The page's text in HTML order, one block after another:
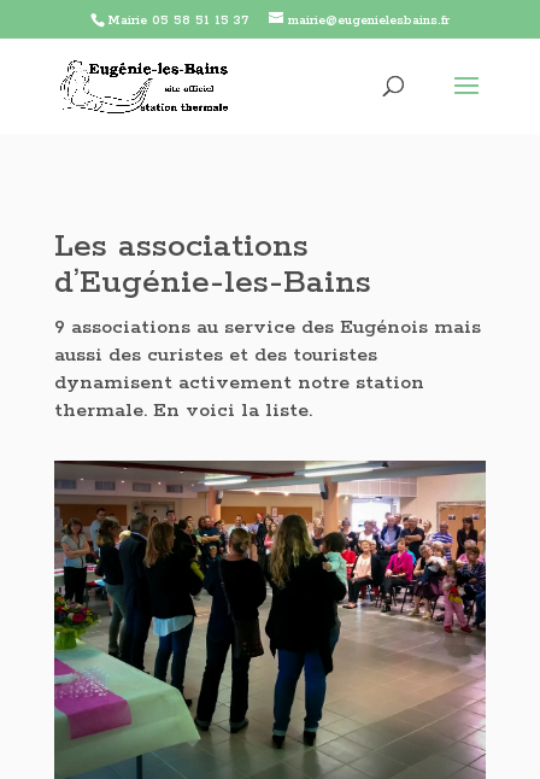
Mairie 05 58 51 15 37 mairie@eugenielesbains.fr
Les associations
d’Eugénie-les-Bains
9 associations au service des Eugénois mais
aussi des curistes et des touristes
dynamisent activement notre station
thermale. En voici la liste.